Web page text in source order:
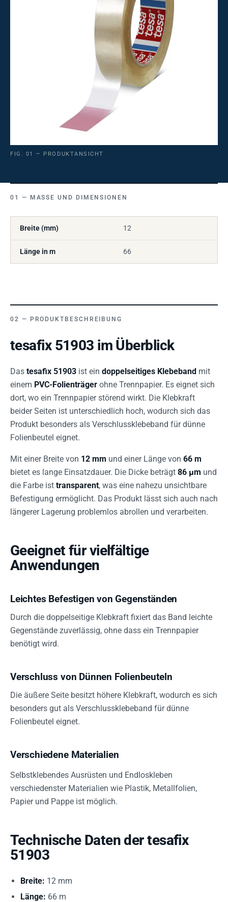
FIG. 01 — PRODUKTANSICHT
MASSE UND DIMENSIONEN
Breite (mm) 12
Länge in m 66
PRODUKTBESCHREIBUNG
tesafix 51903 im Überblick
Das tesafix 51903 ist ein doppelseitiges Klebeband mit
einem PVC-Folienträger ohne Trennpapier. Es eignet sich
dort, wo ein Trennpapier störend wirkt. Die Klebkraft
beider Seiten ist unterschiedlich hoch, wodurch sich das
Produkt besonders als Verschlussklebeband für dünne
Folienbeutel eignet.
Mit einer Breite von 12 mm und einer Länge von 66 m
bietet es lange Einsatzdauer. Die Dicke beträgt 86 µm und
die Farbe ist transparent, was eine nahezu unsichtbare
Befestigung ermöglicht. Das Produkt lässt sich auch nach
längerer Lagerung problemlos abrollen und verarbeiten.
Geeignet für vielfältige
Anwendungen
Leichtes Befestigen von Gegenständen
Durch die doppelseitige Klebkraft fixiert das Band leichte
Gegenstände zuverlässig, ohne dass ein Trennpapier
benötigt wird.
Verschluss von Dünnen Folienbeuteln
Die äußere Seite besitzt höhere Klebkraft, wodurch es sich
besonders gut als Verschlussklebeband für dünne
Folienbeutel eignet.
Verschiedene Materialien
Selbstklebendes Ausrüsten und Endloskleben
verschiedenster Materialien wie Plastik, Metallfolien,
Papier und Pappe ist möglich.
Technische Daten der tesafix
51903
Breite: 12 mm
Länge: 66 m